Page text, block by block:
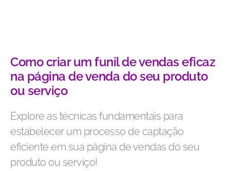
Como criar um funil de vendas eficaz
na página de venda do seu produto
ou serviço
Explore as técnicas fundamentais para
estabelecer um processo de captação
eficiente em sua página de vendas do seu
produto ou serviço!